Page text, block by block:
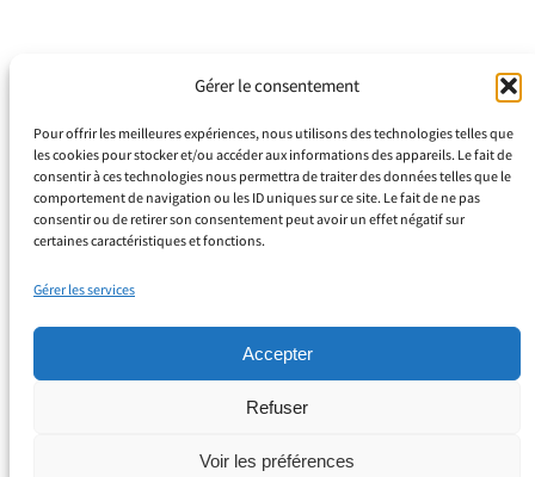
Gérer le consentement
Pour offrir les meilleures expériences, nous utilisons des technologies telles que
les cookies pour stocker et/ou accéder aux informations des appareils. Le fait de
consentir à ces technologies nous permettra de traiter des données telles que le
comportement de navigation ou les ID uniques sur ce site. Le fait de ne pas
consentir ou de retirer son consentement peut avoir un effet négatif sur
certaines caractéristiques et fonctions.
Gérer les services
Accepter
Refuser
Voir les préférences
Espace Juliana
Secrétariat : 04 94 42 16 85
Confidentialité
Mentions légales
Politique de cookies (UE)